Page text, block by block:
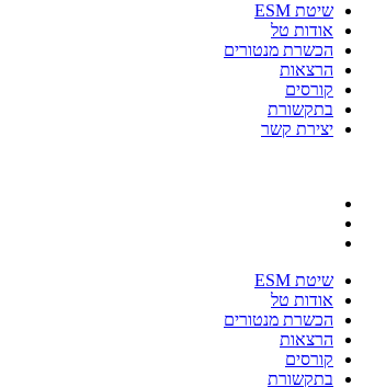
שיטת ESM
אודות טל
הכשרת מנטורים
הרצאות
קורסים
בתקשורת
יצירת קשר
שיטת ESM
אודות טל
הכשרת מנטורים
הרצאות
קורסים
בתקשורת